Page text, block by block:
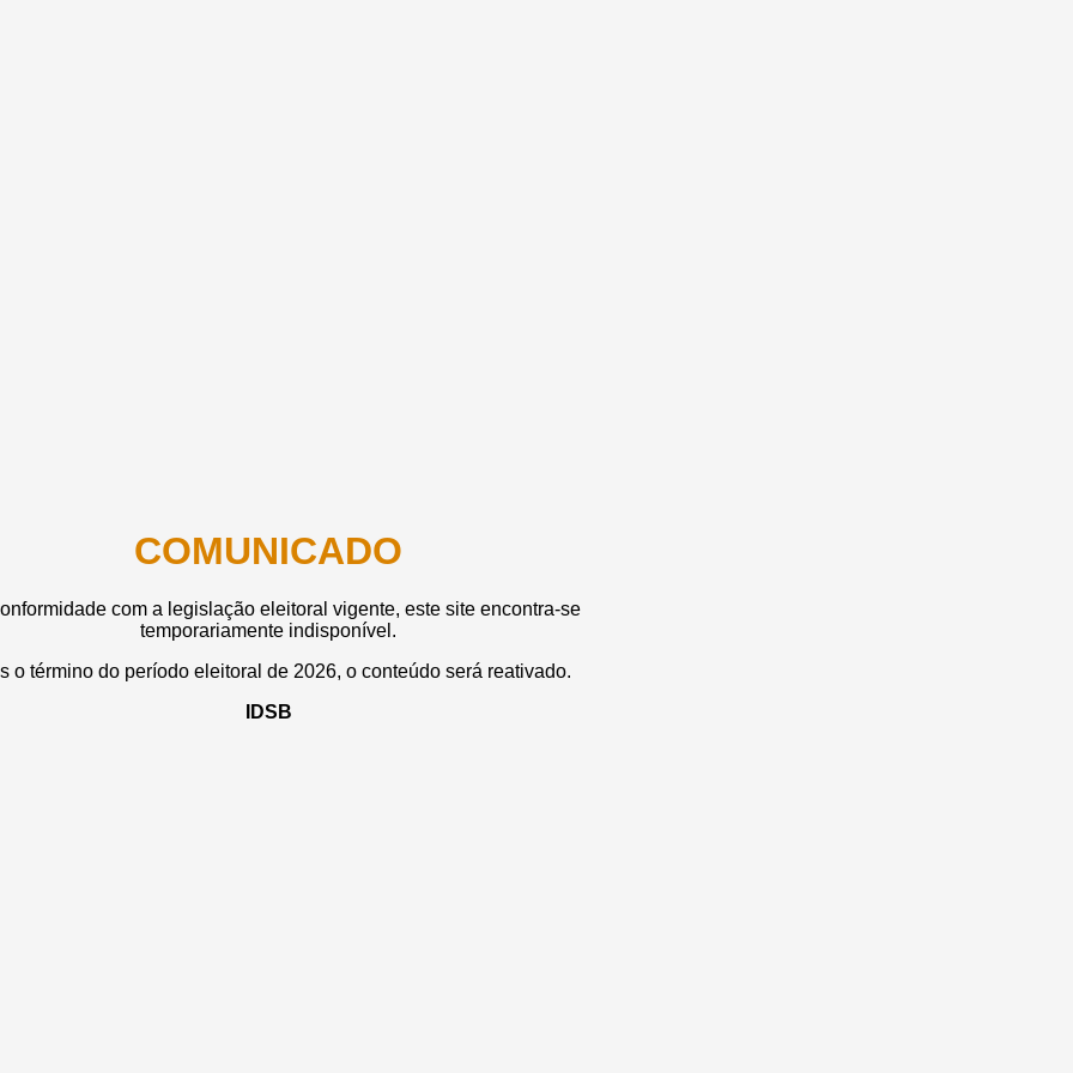
COMUNICADO
com a legislação eleitoral vigente, este site encontra-se
temporariamente indisponível.
o término do período eleitoral de 2026, o conteúdo será reativado.
IDSB